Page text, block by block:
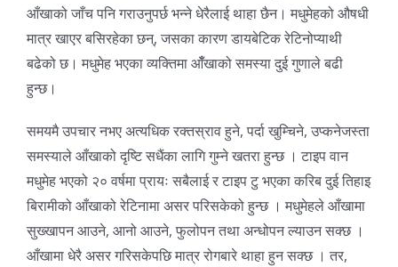
आँखाको जाँच पनि गराउनुपर्छ भन्ने धेरैलाई थाहा छैन। मधुमेहको औषधी
मात्र खाएर बसिरहेका छन्, जसका कारण डायबेटिक रेटिनोप्याथी
बढेको छ। मधुमेह भएका व्यक्तिमा आँँखाको समस्या दुई गुणाले बढी
हुन्छ।
समयमै उपचार नभए अत्यधिक रक्तस्राव हुने, पर्दा खुम्चिने, उप्कनेजस्ता
समस्याले आँखाको दृष्टि सधैंका लागि गुम्ने खतरा हुन्छ । टाइप वान
मधुमेह भएको २० वर्षमा प्रायः सबैलाई र टाइप टु भएका करिब दुई तिहाइ
बिरामीको आँखाको रेटिनामा असर परिसकेको हुन्छ । मधुमेहले आँखामा
सुख्खापन आउने, आनो आउने, फुलोपन तथा अन्धोपन ल्याउन सक्छ ।
आँखामा धेरै असर गरिसकेपछि मात्र रोगबारे थाहा हुन सक्छ । तर,